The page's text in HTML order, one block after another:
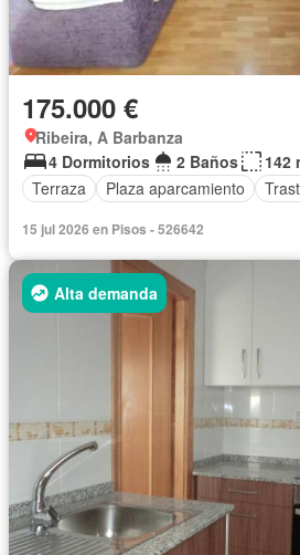
175.000 €
Ribeira, A Barbanza
4 Dormitorios
2 Baños
142
Terraza
Plaza aparcamiento
15 jul 2026 en Pisos - 526642
Alta demanda